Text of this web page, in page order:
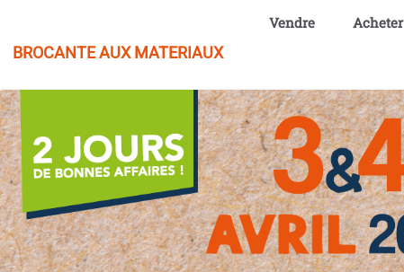
BROCANTE AUX MATERIAUX
Vendre Acheter